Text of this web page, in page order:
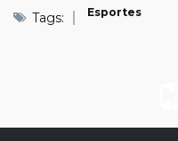
Tags: Esportes